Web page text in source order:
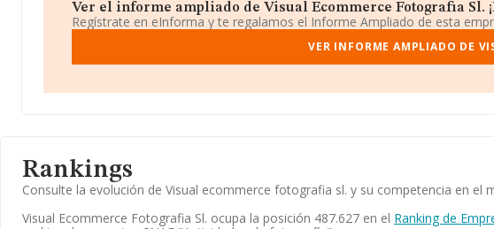
Ver el informe ampliado de Visual Ecommerce Fotografia Sl.
Regístrate en eInforma y te regalamos el Informe Ampliado de esta
VER INFORME AMPLIADO DE
Rankings
Consulte la evolución de Visual ecommerce fotografia sl. y su competencia en el
Visual Ecommerce Fotografia Sl. ocupa la posición 487.627 en el Ranking de